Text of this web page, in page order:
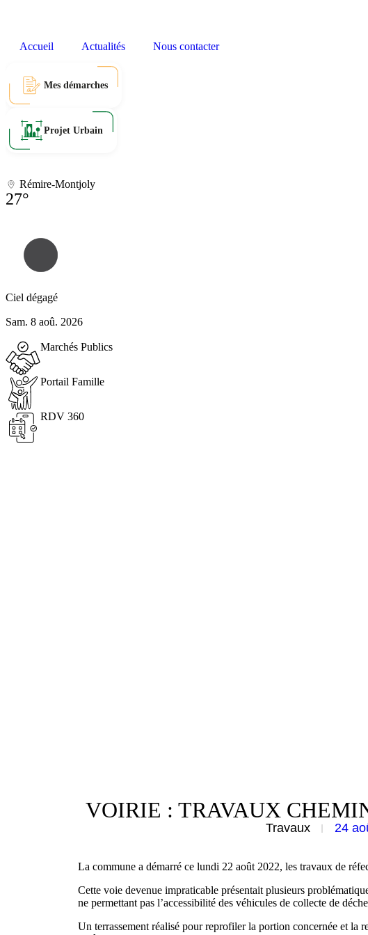
Accueil Actualités Nous contacter
Mes démarches
Projet Urbain
Rémire-Montjoly
27°
Ciel dégagé
Sam. 8 aoû. 2026
Marchés Publics
Portail Famille
RDV 360
VOIRIE : TRAVAUX
Travaux 24
La commune a démarré ce lundi 22 août 2022, les travaux de
Cette voie devenue impraticable présentait plusieurs
ne permettant pas l’accessibilité des véhicules de collecte de
Un terrassement réalisé pour reprofiler la portion concernée et la